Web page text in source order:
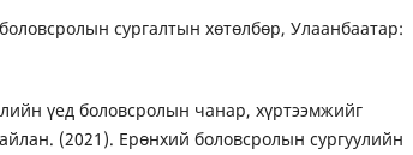
сургалтын хөтөлбөр, Улаанбаатар:
үед боловсролын чанар, хүртээмжийг
(2021). Ерөнхий боловсролын сургуулийн